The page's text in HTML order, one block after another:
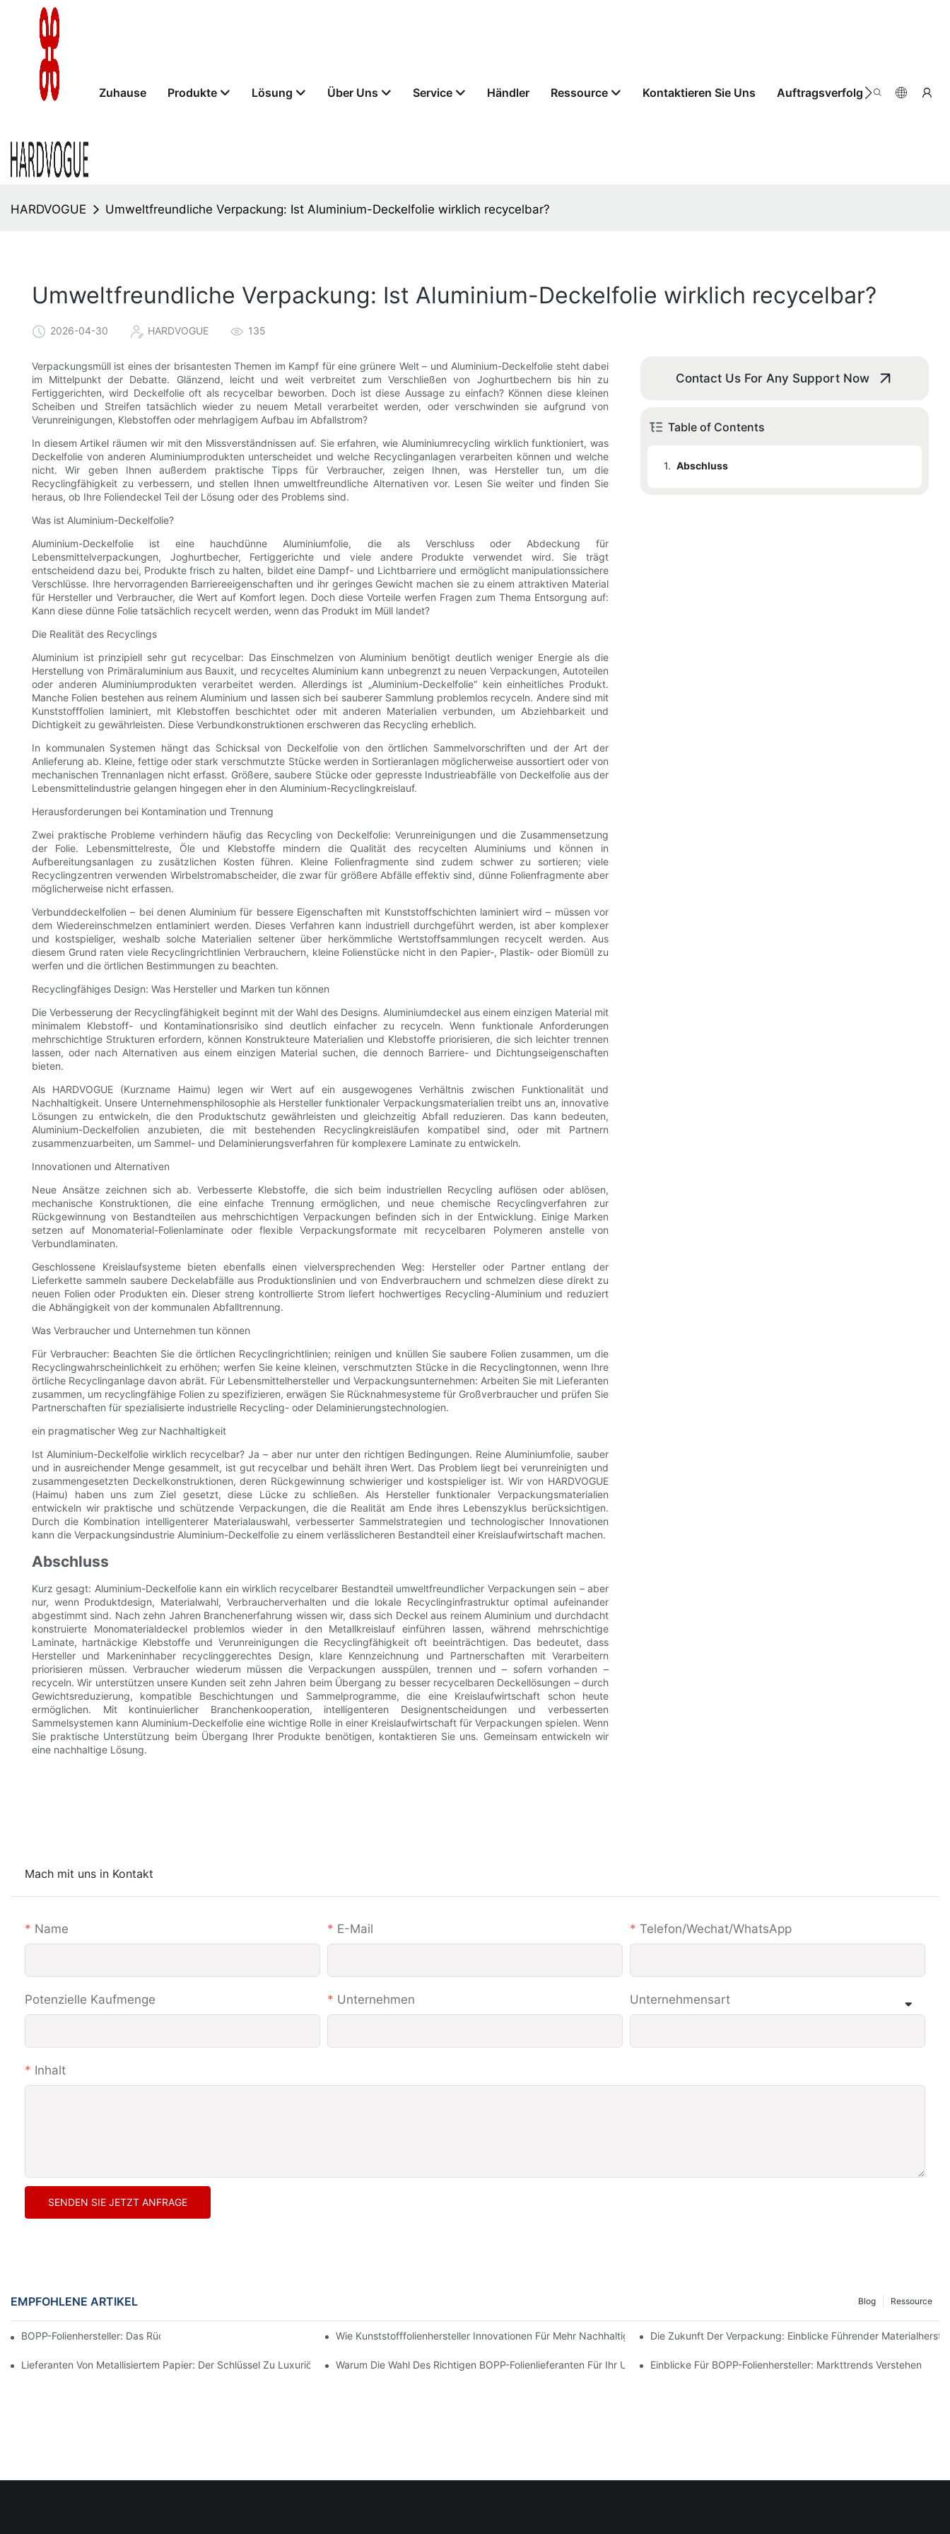
Zuhause Produkte Lösung Über Uns Service Händler Ressource Kontaktieren Sie Uns Auftragsverfolgung
HARDVOGUE Umweltfreundliche Verpackung: Ist Aluminium-Deckelfolie wirklich recycelbar?
Umweltfreundliche Verpackung: Ist Aluminium-Deckelfolie wirklich recycelbar?
2026-04-30 HARDVOGUE 135
Verpackungsmüll ist eines der brisantesten Themen im Kampf für eine grünere Welt – und Aluminium-Deckelfolie steht dabei
im Mittelpunkt der Debatte. Glänzend, leicht und weit verbreitet zum Verschließen von Joghurtbechern bis hin zu
Fertiggerichten, wird Deckelfolie oft als recycelbar beworben. Doch ist diese Aussage zu einfach? Können diese kleinen
Scheiben und Streifen tatsächlich wieder zu neuem Metall verarbeitet werden, oder verschwinden sie aufgrund von
Verunreinigungen, Klebstoffen oder mehrlagigem Aufbau im Abfallstrom?
In diesem Artikel räumen wir mit den Missverständnissen auf. Sie erfahren, wie Aluminiumrecycling wirklich funktioniert, was
Deckelfolie von anderen Aluminiumprodukten unterscheidet und welche Recyclinganlagen verarbeiten können und welche
nicht. Wir geben Ihnen außerdem praktische Tipps für Verbraucher, zeigen Ihnen, was Hersteller tun, um die
Recyclingfähigkeit zu verbessern, und stellen Ihnen umweltfreundliche Alternativen vor. Lesen Sie weiter und finden Sie
heraus, ob Ihre Foliendeckel Teil der Lösung oder des Problems sind.
Was ist Aluminium-Deckelfolie?
Aluminium-Deckelfolie ist eine hauchdünne Aluminiumfolie, die als Verschluss oder Abdeckung für
Lebensmittelverpackungen, Joghurtbecher, Fertiggerichte und viele andere Produkte verwendet wird. Sie trägt
entscheidend dazu bei, Produkte frisch zu halten, bildet eine Dampf- und Lichtbarriere und ermöglicht manipulationssichere
Verschlüsse. Ihre hervorragenden Barriereeigenschaften und ihr geringes Gewicht machen sie zu einem attraktiven Material
für Hersteller und Verbraucher, die Wert auf Komfort legen. Doch diese Vorteile werfen Fragen zum Thema Entsorgung auf:
Kann diese dünne Folie tatsächlich recycelt werden, wenn das Produkt im Müll landet?
Die Realität des Recyclings
Aluminium ist prinzipiell sehr gut recycelbar: Das Einschmelzen von Aluminium benötigt deutlich weniger Energie als die
Herstellung von Primäraluminium aus Bauxit, und recyceltes Aluminium kann unbegrenzt zu neuen Verpackungen, Autoteilen
oder anderen Aluminiumprodukten verarbeitet werden. Allerdings ist „Aluminium-Deckelfolie“ kein einheitliches Produkt.
Manche Folien bestehen aus reinem Aluminium und lassen sich bei sauberer Sammlung problemlos recyceln. Andere sind mit
Kunststofffolien laminiert, mit Klebstoffen beschichtet oder mit anderen Materialien verbunden, um Abziehbarkeit und
Dichtigkeit zu gewährleisten. Diese Verbundkonstruktionen erschweren das Recycling erheblich.
In kommunalen Systemen hängt das Schicksal von Deckelfolie von den örtlichen Sammelvorschriften und der Art der
Anlieferung ab. Kleine, fettige oder stark verschmutzte Stücke werden in Sortieranlagen möglicherweise aussortiert oder von
mechanischen Trennanlagen nicht erfasst. Größere, saubere Stücke oder gepresste Industrieabfälle von Deckelfolie aus der
Lebensmittelindustrie gelangen hingegen eher in den Aluminium-Recyclingkreislauf.
Herausforderungen bei Kontamination und Trennung
Zwei praktische Probleme verhindern häufig das Recycling von Deckelfolie: Verunreinigungen und die Zusammensetzung
der Folie. Lebensmittelreste, Öle und Klebstoffe mindern die Qualität des recycelten Aluminiums und können in
Aufbereitungsanlagen zu zusätzlichen Kosten führen. Kleine Folienfragmente sind zudem schwer zu sortieren; viele
Recyclingzentren verwenden Wirbelstromabscheider, die zwar für größere Abfälle effektiv sind, dünne Folienfragmente aber
möglicherweise nicht erfassen.
Verbunddeckelfolien – bei denen Aluminium für bessere Eigenschaften mit Kunststoffschichten laminiert wird – müssen vor
dem Wiedereinschmelzen entlaminiert werden. Dieses Verfahren kann industriell durchgeführt werden, ist aber komplexer
und kostspieliger, weshalb solche Materialien seltener über herkömmliche Wertstoffsammlungen recycelt werden. Aus
diesem Grund raten viele Recyclingrichtlinien Verbrauchern, kleine Folienstücke nicht in den Papier-, Plastik- oder Biomüll zu
werfen und die örtlichen Bestimmungen zu beachten.
Recyclingfähiges Design: Was Hersteller und Marken tun können
Die Verbesserung der Recyclingfähigkeit beginnt mit der Wahl des Designs. Aluminiumdeckel aus einem einzigen Material mit
minimalem Klebstoff- und Kontaminationsrisiko sind deutlich einfacher zu recyceln. Wenn funktionale Anforderungen
mehrschichtige Strukturen erfordern, können Konstrukteure Materialien und Klebstoffe priorisieren, die sich leichter trennen
lassen, oder nach Alternativen aus einem einzigen Material suchen, die dennoch Barriere- und Dichtungseigenschaften
bieten.
Als HARDVOGUE (Kurzname Haimu) legen wir Wert auf ein ausgewogenes Verhältnis zwischen Funktionalität und
Nachhaltigkeit. Unsere Unternehmensphilosophie als Hersteller funktionaler Verpackungsmaterialien treibt uns an, innovative
Lösungen zu entwickeln, die den Produktschutz gewährleisten und gleichzeitig Abfall reduzieren. Das kann bedeuten,
Aluminium-Deckelfolien anzubieten, die mit bestehenden Recyclingkreisläufen kompatibel sind, oder mit Partnern
zusammenzuarbeiten, um Sammel- und Delaminierungsverfahren für komplexere Laminate zu entwickeln.
Innovationen und Alternativen
Neue Ansätze zeichnen sich ab. Verbesserte Klebstoffe, die sich beim industriellen Recycling auflösen oder ablösen,
mechanische Konstruktionen, die eine einfache Trennung ermöglichen, und neue chemische Recyclingverfahren zur
Rückgewinnung von Bestandteilen aus mehrschichtigen Verpackungen befinden sich in der Entwicklung. Einige Marken
setzen auf Monomaterial-Folienlaminate oder flexible Verpackungsformate mit recycelbaren Polymeren anstelle von
Verbundlaminaten.
Geschlossene Kreislaufsysteme bieten ebenfalls einen vielversprechenden Weg: Hersteller oder Partner entlang der
Lieferkette sammeln saubere Deckelabfälle aus Produktionslinien und von Endverbrauchern und schmelzen diese direkt zu
neuen Folien oder Produkten ein. Dieser streng kontrollierte Strom liefert hochwertiges Recycling-Aluminium und reduziert
die Abhängigkeit von der kommunalen Abfalltrennung.
Was Verbraucher und Unternehmen tun können
Für Verbraucher: Beachten Sie die örtlichen Recyclingrichtlinien; reinigen und knüllen Sie saubere Folien zusammen, um die
Recyclingwahrscheinlichkeit zu erhöhen; werfen Sie keine kleinen, verschmutzten Stücke in die Recyclingtonnen, wenn Ihre
örtliche Recyclinganlage davon abrät. Für Lebensmittelhersteller und Verpackungsunternehmen: Arbeiten Sie mit Lieferanten
zusammen, um recyclingfähige Folien zu spezifizieren, erwägen Sie Rücknahmesysteme für Großverbraucher und prüfen Sie
Partnerschaften für spezialisierte industrielle Recycling- oder Delaminierungstechnologien.
ein pragmatischer Weg zur Nachhaltigkeit
Ist Aluminium-Deckelfolie wirklich recycelbar? Ja – aber nur unter den richtigen Bedingungen. Reine Aluminiumfolie, sauber
und in ausreichender Menge gesammelt, ist gut recycelbar und behält ihren Wert. Das Problem liegt bei verunreinigten und
zusammengesetzten Deckelkonstruktionen, deren Rückgewinnung schwieriger und kostspieliger ist. Wir von HARDVOGUE
(Haimu) haben uns zum Ziel gesetzt, diese Lücke zu schließen. Als Hersteller funktionaler Verpackungsmaterialien
entwickeln wir praktische und schützende Verpackungen, die die Realität am Ende ihres Lebenszyklus berücksichtigen.
Durch die Kombination intelligenterer Materialauswahl, verbesserter Sammelstrategien und technologischer Innovationen
kann die Verpackungsindustrie Aluminium-Deckelfolie zu einem verlässlicheren Bestandteil einer Kreislaufwirtschaft machen.
Abschluss
Kurz gesagt: Aluminium-Deckelfolie kann ein wirklich recycelbarer Bestandteil umweltfreundlicher Verpackungen sein – aber
nur, wenn Produktdesign, Materialwahl, Verbraucherverhalten und die lokale Recyclinginfrastruktur optimal aufeinander
abgestimmt sind. Nach zehn Jahren Branchenerfahrung wissen wir, dass sich Deckel aus reinem Aluminium und durchdacht
konstruierte Monomaterialdeckel problemlos wieder in den Metallkreislauf einführen lassen, während mehrschichtige
Laminate, hartnäckige Klebstoffe und Verunreinigungen die Recyclingfähigkeit oft beeinträchtigen. Das bedeutet, dass
Hersteller und Markeninhaber recyclinggerechtes Design, klare Kennzeichnung und Partnerschaften mit Verarbeitern
priorisieren müssen. Verbraucher wiederum müssen die Verpackungen ausspülen, trennen und – sofern vorhanden –
recyceln. Wir unterstützen unsere Kunden seit zehn Jahren beim Übergang zu besser recycelbaren Deckellösungen – durch
Gewichtsreduzierung, kompatible Beschichtungen und Sammelprogramme, die eine Kreislaufwirtschaft schon heute
ermöglichen. Mit kontinuierlicher Branchenkooperation, intelligenteren Designentscheidungen und verbesserten
Sammelsystemen kann Aluminium-Deckelfolie eine wichtige Rolle in einer Kreislaufwirtschaft für Verpackungen spielen. Wenn
Sie praktische Unterstützung beim Übergang Ihrer Produkte benötigen, kontaktieren Sie uns. Gemeinsam entwickeln wir
eine nachhaltige Lösung.
Contact Us For Any Support Now
Table of Contents
1. Abschluss
Mach mit uns in Kontakt
Name E-Mail Telefon/Wechat/WhatsApp
Potenzielle Kaufmenge Unternehmen Unternehmensart
Inhalt
SENDEN SIE JETZT ANFRAGE
EMPFOHLENE ARTIKEL Ressource
Blog
BOPP-Folienhersteller: Das Rückgrat Flexibler Verpackungen Wie Kunststofffolienhersteller Innovationen Für Mehr Nachhaltigkeit EntwickelnDie Zukunft Der Verpackung: Einblicke Führender
Lieferanten Von Metallisiertem Papier: Der Schlüssel Zu Luxuriösen VerpackungserlebnissenWarum Die Wahl Des Richtigen BOPP-Folienlieferanten Für Ihr Unternehmen Wichtig IstEinblicke Für BOPP-Folienhersteller: Markttrends Verstehen